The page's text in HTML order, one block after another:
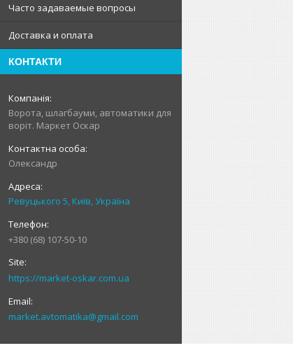
Часто задаваемые вопросы
Доставка и оплата
КОНТАКТИ
Ворота, шлагбауми, автоматики для
воріт. Маркет Оскар
Олександр
Ревуцького 5, Київ, Україна
+380 (68) 107-50-10
https://market-oskar.com.ua
market.avtomatika@gmail.com